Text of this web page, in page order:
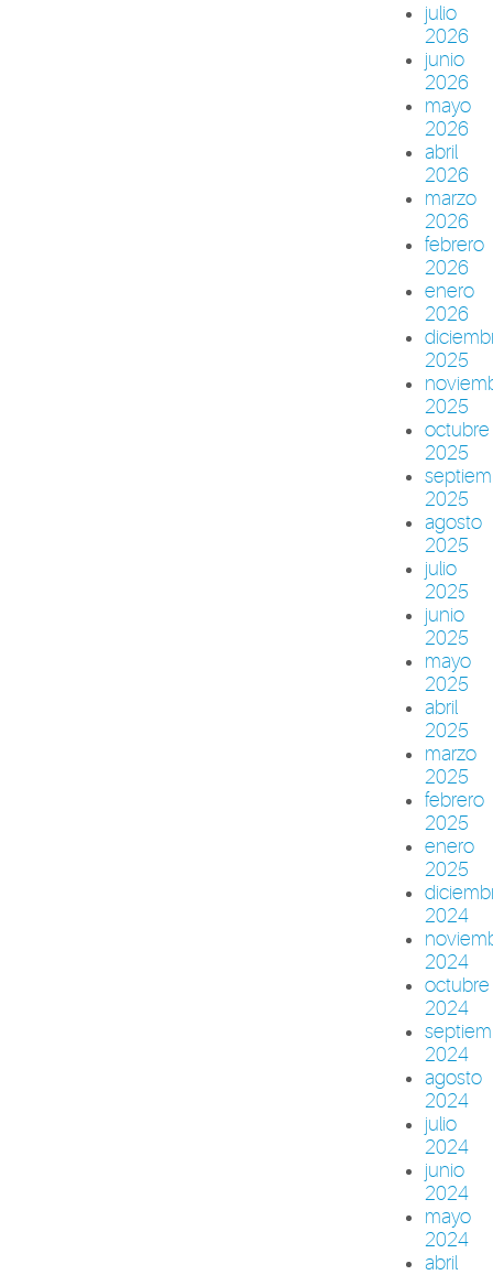
julio
2026
junio
2026
mayo
2026
abril
2026
marzo
2026
febrero
2026
enero
2026
2025
2025
octubre
2025
2025
agosto
2025
julio
2025
junio
2025
mayo
2025
abril
2025
marzo
2025
febrero
2025
enero
2025
2024
2024
octubre
2024
2024
agosto
2024
julio
2024
junio
2024
mayo
2024
abril